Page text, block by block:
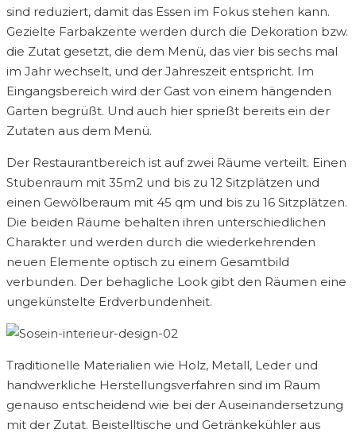
sind reduziert, damit das Essen im Fokus stehen kann.
Gezielte Farbakzente werden durch die Dekoration bzw.
die Zutat gesetzt, die dem Menü, das vier bis sechs mal
im Jahr wechselt, und der Jahreszeit entspricht. Im
Eingangsbereich wird der Gast von einem hängenden
Garten begrüßt. Und auch hier sprießt bereits ein der
Zutaten aus dem Menü.
Der Restaurantbereich ist auf zwei Räume verteilt. Einen
Stubenraum mit 35m2 und bis zu 12 Sitzplätzen und
einen Gewölberaum mit 45 qm und bis zu 16 Sitzplätzen.
Die beiden Räume behalten ihren unterschiedlichen
Charakter und werden durch die wiederkehrenden
neuen Elemente optisch zu einem Gesamtbild
verbunden. Der behagliche Look gibt den Räumen eine
ungekünstelte Erdverbundenheit.
Traditionelle Materialien wie Holz, Metall, Leder und
handwerkliche Herstellungsverfahren sind im Raum
genauso entscheidend wie bei der Auseinandersetzung
mit der Zutat. Beistelltische und Getränkekühler aus